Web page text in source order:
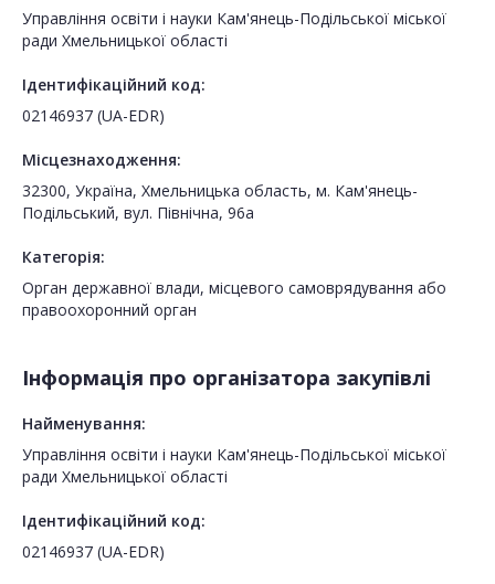
Управління освіти і науки Кам'янець-Подільської міської
ради Хмельницької області
Ідентифікаційний код:
02146937 (UA-EDR)
Місцезнаходження:
32300, Україна, Хмельницька область, м. Кам'янець-
Подільський, вул. Північна, 96а
Категорія:
Орган державної влади, місцевого самоврядування або
правоохоронний орган
Інформація про організатора закупівлі
Найменування:
Управління освіти і науки Кам'янець-Подільської міської
ради Хмельницької області
Ідентифікаційний код:
02146937 (UA-EDR)